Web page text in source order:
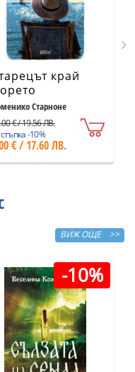
край
Старноне
€ / 19.56 ЛВ.
-10%
€ / 17.60 ЛВ.
ВИЖ ОЩЕ >>
-10%